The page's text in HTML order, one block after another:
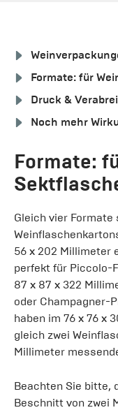
Formate: für
Druck &
Noch mehr
Formate:
Gleich vier
56 x 202 Millimeter
perfekt für Piccolo-
87 x 87 x 322
oder Champagner-
haben im 76 x 76 x
gleich zwei
Millimeter
Beachten Sie bitte,
Beschnitt von zwei